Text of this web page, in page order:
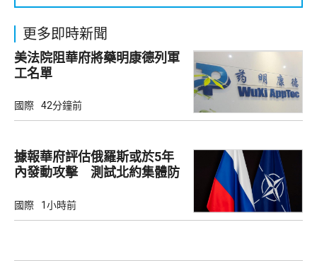
更多即時新聞
美法院阻華府將藥明康德列軍
工名單
國際 42分鐘前
據報華府評估俄羅斯或於5年
內發動攻擊 測試北約集體防
國際 1小時前